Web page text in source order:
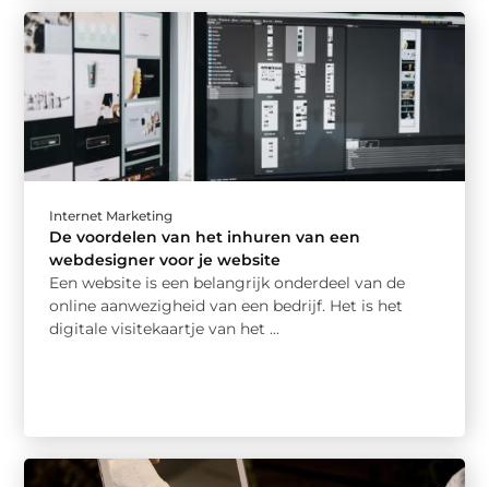
Internet Marketing
De voordelen van het inhuren van een
webdesigner voor je website
Een website is een belangrijk onderdeel van de
online aanwezigheid van een bedrijf. Het is het
digitale visitekaartje van het ...